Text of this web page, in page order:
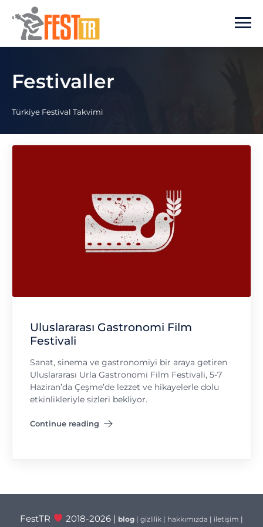
Ana içeriğe atla
Festivaller
Türkiye Festival Takvimi
Uluslararası Gastronomi Film
Festivali
Sanat, sinema ve gastronomiyi bir araya getiren
Uluslararası Urla Gastronomi Film Festivali, 5-7
Haziran’da Çeşme’de lezzet ve hikayelerle dolu
etkinlikleriyle sizleri bekliyor.
Continue reading
"Uluslararası Gastronomi Film Festivali"
FestTR 2018-2026 | blog| gizlilik| hakkımızda | iletişim |